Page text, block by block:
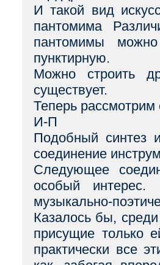
И такой вид
пантомима
пантомимы
пунктирную.
Можно строить
существует.
Теперь
И-П
Подобный синтез
соединение
Следующее
особый
музыкально-
Казалось бы,
присущие только
практически все